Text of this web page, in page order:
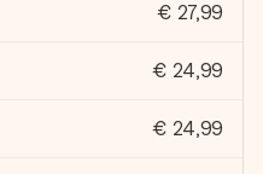
€ 27,99
€ 24,99
€ 24,99